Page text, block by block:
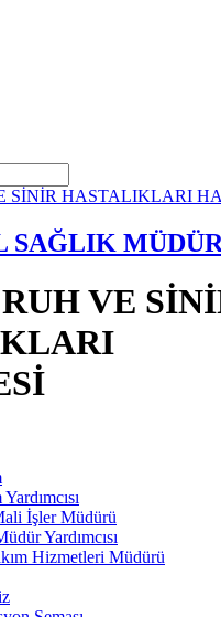
SAĞLIK
VE
İşler Müdürü
Yardımcısı
Hizmetleri Müdürü